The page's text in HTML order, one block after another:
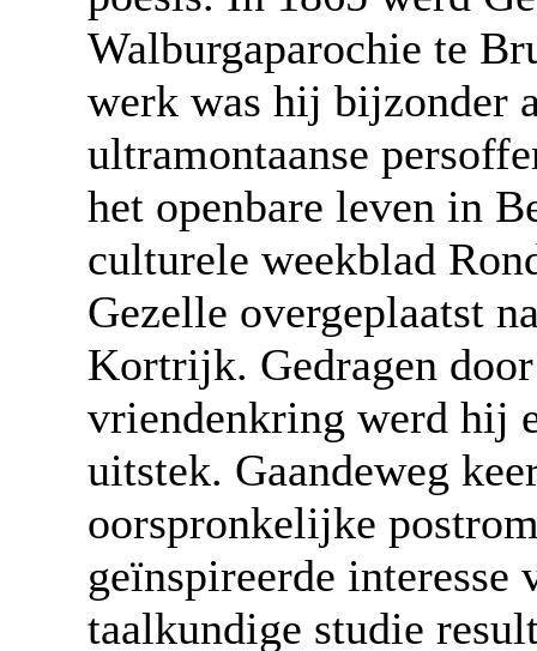
Walburgaparochie te
werk was hij bijzonder
ultramontaanse
het openbare leven in
culturele weekblad
Gezelle overgeplaatst
Kortrijk. Gedragen
vriendenkring werd hij
uitstek. Gaandeweg
oorspronkelijke
geïnspireerde interesse
taalkundige studie